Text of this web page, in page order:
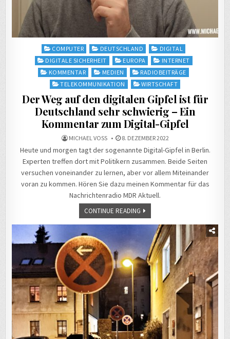
Posted
in
COMPUTER DEUTSCHLAND
DIGITAL
DIGITALE SICHERHEIT
EUROPA
INTERNET
KOMMENTAR
MEDIEN
RADIOBEITRÄGE
TELEKOMMUNIKATION
WIRTSCHAFT
Der Weg auf den digitalen Gipfel ist für
Deutschland sehr schwierig – Ein
Kommentar zum Digital-Gipfel
MICHAEL VOSS 8. DEZEMBER 2022
Heute und morgen tagt der sogenannte Digital-Gipfel in Berlin.
Experten treffen dort mit Politikern zusammen. Beide Seiten
versuchen voneinander zu lernen, aber vor allem Miteinander
voran zu kommen. Hören Sie dazu meinen Kommentar für das
Nachrichtenradio MDR Aktuell.
CONTINUE READING